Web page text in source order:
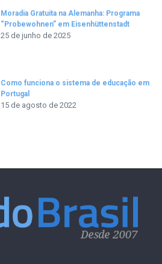
Moradia Gratuita na Alemanha: Programa
“Probewohnen” em Eisenhüttenstadt
25 de junho de 2025
Como funciona o sistema de educação em
Portugal
15 de agosto de 2022